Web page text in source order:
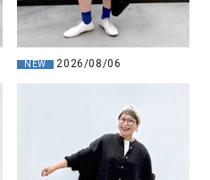
NEW 2026/08/06